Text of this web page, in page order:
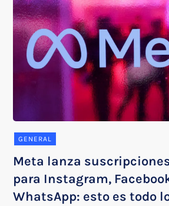
GENERAL
Meta lanza
para Instagram,
WhatsApp: esto es todo